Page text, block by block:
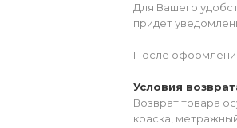
Для Вашего
придет
После
Условия
Возврат товара
краска,